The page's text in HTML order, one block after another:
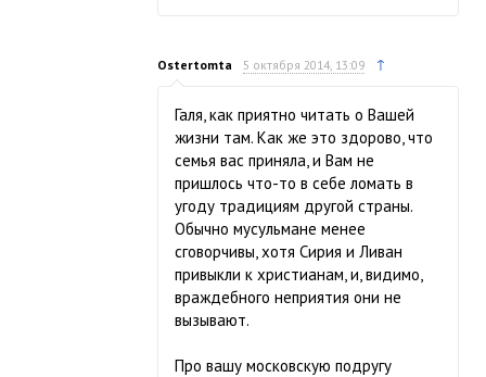
Ostertomta 5 октября 2014, 13:09 ↑
Галя, как приятно читать о Вашей
жизни там. Как же это здорово, что
семья вас приняла, и Вам не
пришлось что-то в себе ломать в
угоду традициям другой страны.
Обычно мусульмане менее
сговорчивы, хотя Сирия и Ливан
привыкли к христианам, и, видимо,
враждебного неприятия они не
вызывают.
Про вашу московскую подругу